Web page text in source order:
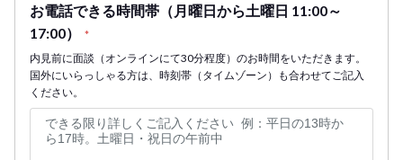
お電話できる時間帯（月曜日から土曜日 11:00～
17:00）
*
内見前に面談（オンラインにて30分程度）のお時間をいただきます。
国外にいらっしゃる方は、時刻帯（タイムゾーン）も合わせてご記入
ください。